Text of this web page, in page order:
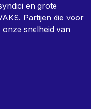
en grote
Partijen die voor
snelheid van